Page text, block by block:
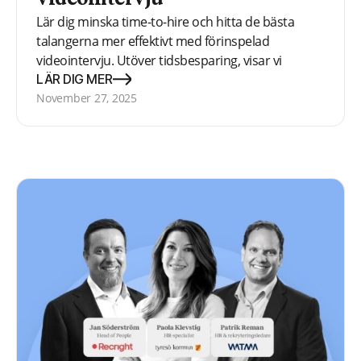
Lär dig minska time-to-hire och hitta de bästa
talangerna mer effektivt med förinspelad
videointervju. Utöver tidsbesparing, visar vi
fördelen med flexibel schemaläggning,
kompetensbaserad struktur och positiv
LÄR DIG MER
November 27, 2025